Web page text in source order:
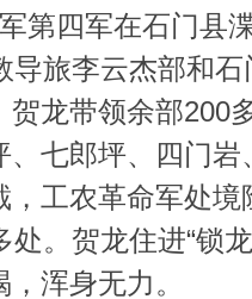
第四军在石门县
导旅李云杰部和
龙带领余部200
、七郎坪、四门
，工农革命军处
。贺龙住进“锁
浑身无力。